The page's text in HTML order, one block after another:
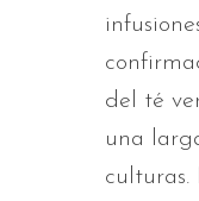
del té
una
culturas.